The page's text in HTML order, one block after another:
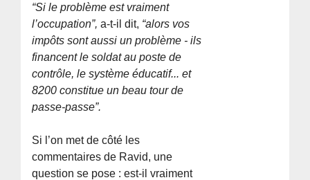
“Si le problème est vraiment
l’occupation”, a-t-il dit, “alors vos
impôts sont aussi un problème - ils
financent le soldat au poste de
contrôle, le système éducatif... et
8200 constitue un beau tour de
passe-passe”.
Si l’on met de côté les
commentaires de Ravid, une
question se pose : est-il vraiment